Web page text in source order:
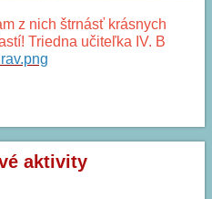
z nich štrnásť krásnych
Triedna učiteľka IV. B
aktivity